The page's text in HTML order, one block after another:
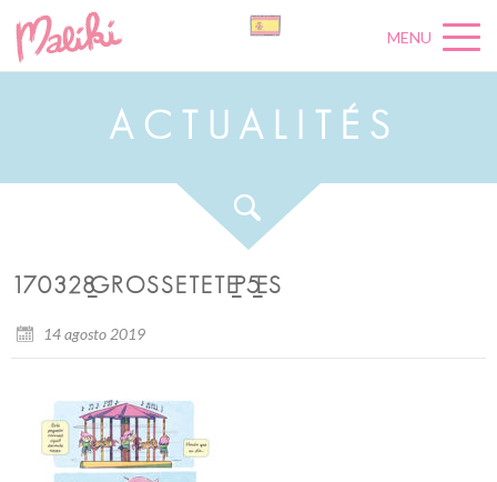
MENU
A C U A L É S
170328_GROSSETETE_P5_ES
14 agosto 2019